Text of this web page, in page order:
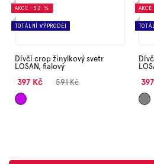
AKCE –32 %
TOTÁLNÍ VÝPRODEJ
Dívčí crop žinylkový svetr
LOSAN, fialový
397 Kč 591 Kč
Fialová
AKCE
Šedá